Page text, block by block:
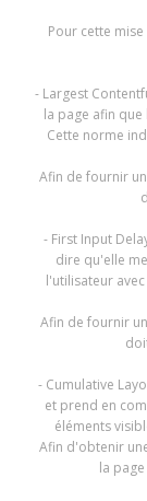
Pour cette
- Largest
la page afin
Cette norme
Afin de fournir
- First Input
dire qu'elle
l'utilisateur
Afin de fournir
- Cumulative
et prend en
éléments
Afin d'obtenir
la